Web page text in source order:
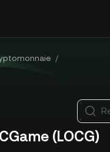
/
(LOCG)